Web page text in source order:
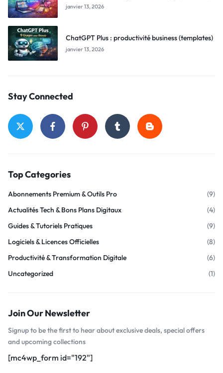
janvier 13, 2026
ChatGPT Plus : productivité business (templates)
janvier 13, 2026
Stay Connected
Top Categories
Abonnements Premium & Outils Pro
(9)
Actualités Tech & Bons Plans Digitaux
(4)
Guides & Tutoriels Pratiques
(9)
Logiciels & Licences Officielles
(8)
Productivité & Transformation Digitale
(6)
Uncategorized
(1)
Join Our Newsletter
Signup to be the first to hear about exclusive deals, special offers
and upcoming collections
[mc4wp_form id="192"]